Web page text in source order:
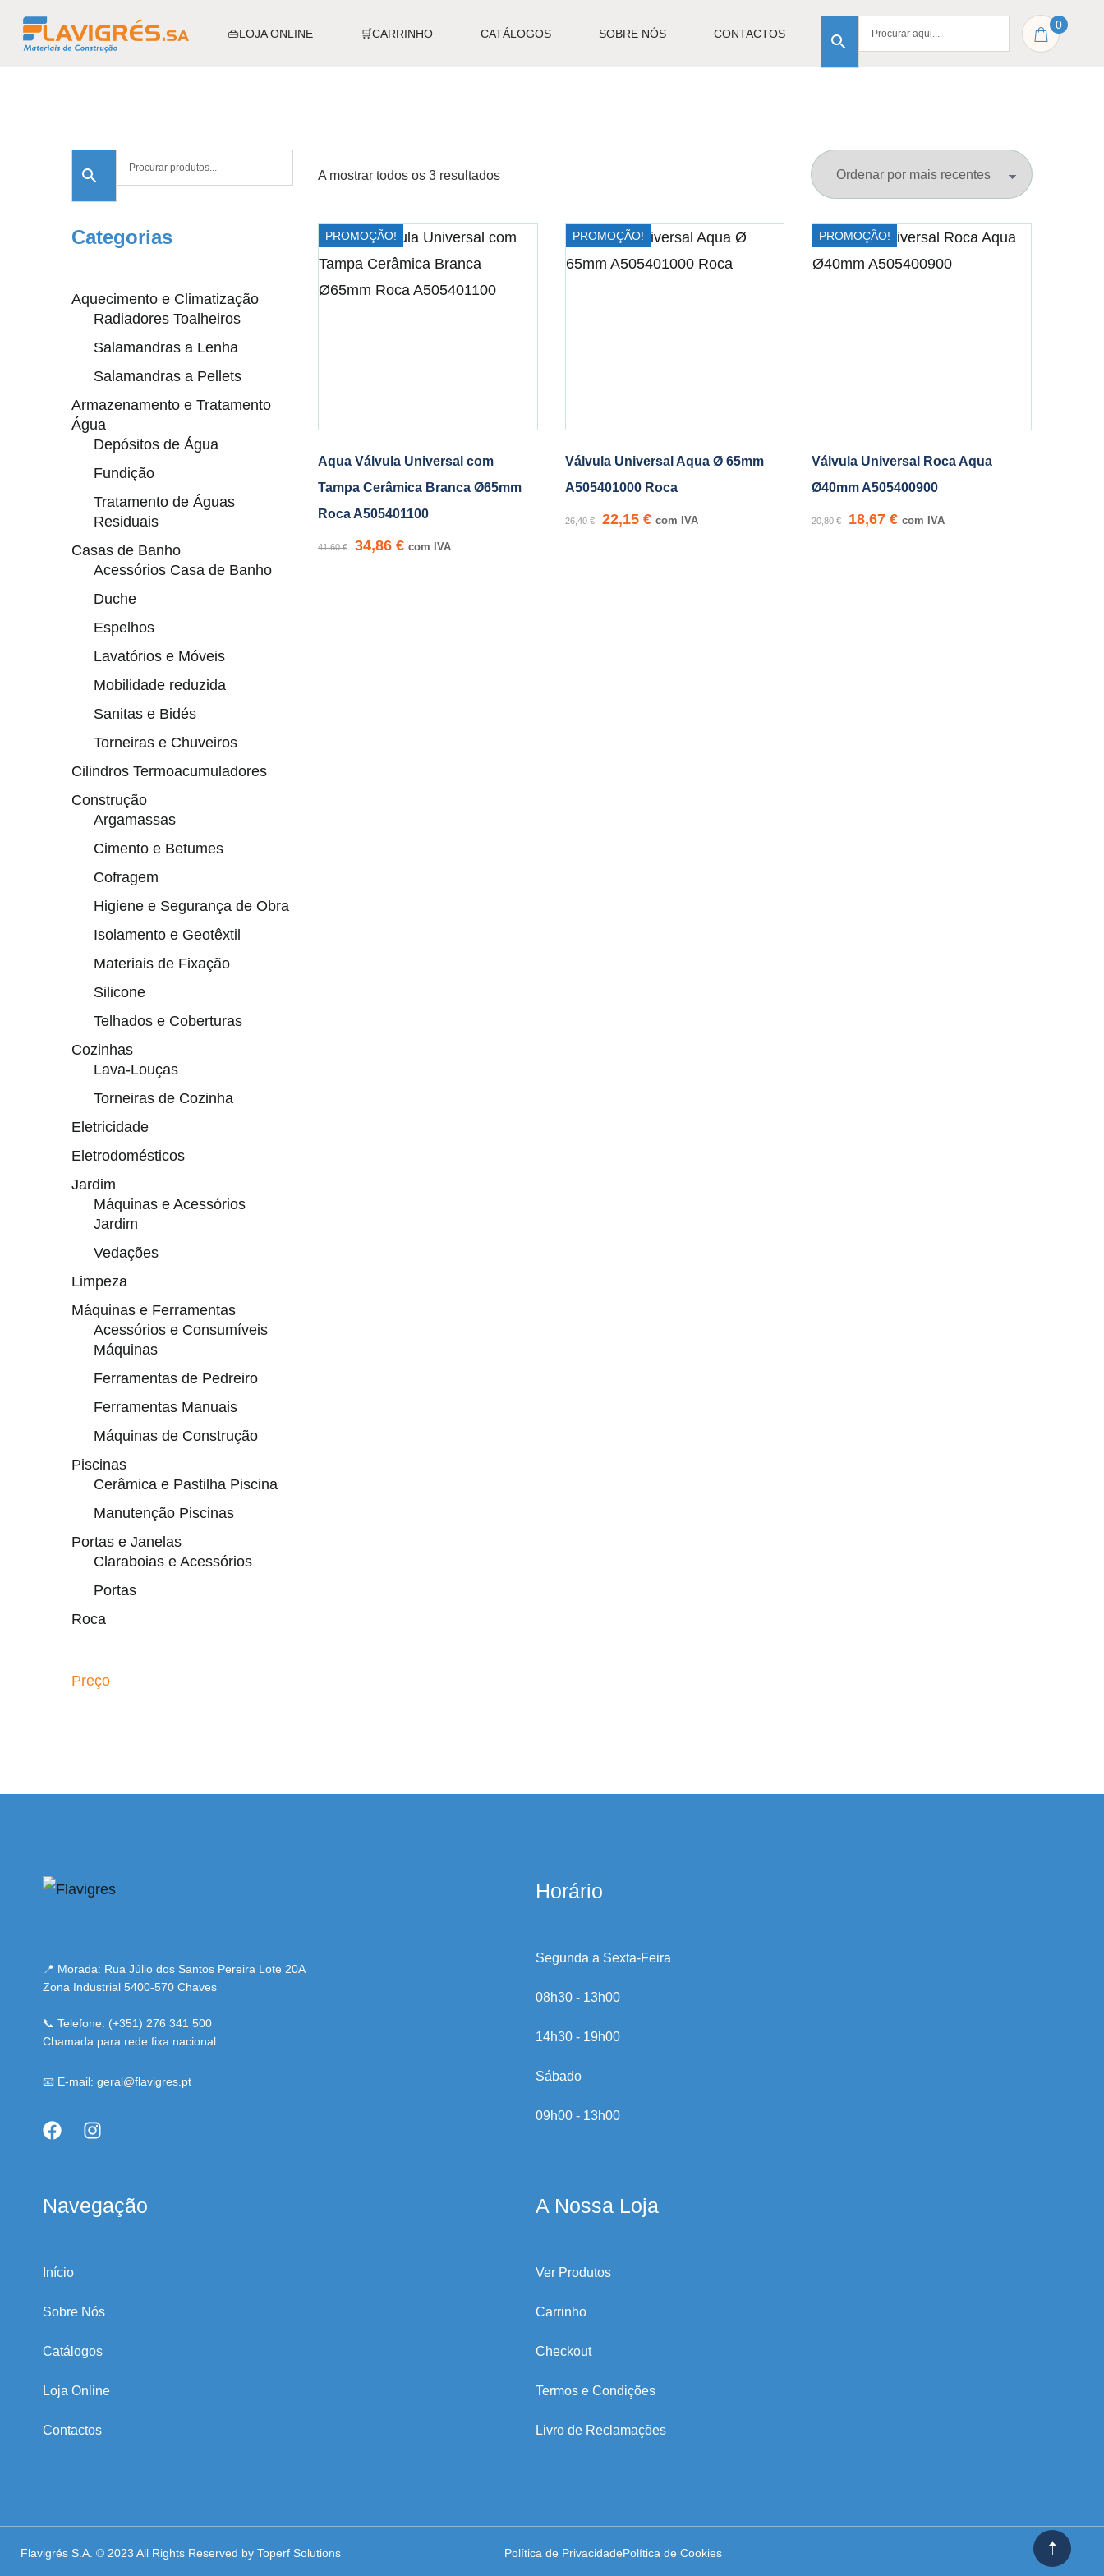
👜LOJA ONLINE 🛒CARRINHO CATÁLOGOS SOBRE NÓS CONTACTOS
0
A mostrar todos os 3 resultados
PROMOÇÃO!
Aqua Válvula Universal com
Tampa Cerâmica Branca Ø65mm
Roca A505401100
41,60€ 34,86 € com IVA
PROMOÇÃO!
Válvula Universal Aqua Ø 65mm
A505401000 Roca
26,40€ 22,15 € com IVA
PROMOÇÃO!
Válvula Universal Roca Aqua
Ø40mm A505400900
20,80€ 18,67€ com IVA
Categorias
Aquecimento e Climatização
Radiadores Toalheiros
Salamandras a Lenha
Salamandras a Pellets
Armazenamento e Tratamento
Água
Depósitos de Água
Fundição
Tratamento de Águas
Residuais
Casas de Banho
Acessórios Casa de Banho
Duche
Espelhos
Lavatórios e Móveis
Mobilidade reduzida
Sanitas e Bidés
Torneiras e Chuveiros
Cilindros Termoacumuladores
Construção
Argamassas
Cimento e Betumes
Cofragem
Higiene e Segurança de Obra
Isolamento e Geotêxtil
Materiais de Fixação
Silicone
Telhados e Coberturas
Cozinhas
Lava-Louças
Torneiras de Cozinha
Eletricidade
Eletrodomésticos
Jardim
Máquinas e Acessórios
Jardim
Vedações
Limpeza
Máquinas e Ferramentas
Acessórios e Consumíveis
Máquinas
Ferramentas de Pedreiro
Ferramentas Manuais
Máquinas de Construção
Piscinas
Cerâmica e Pastilha Piscina
Manutenção Piscinas
Portas e Janelas
Claraboias e Acessórios
Portas
Roca
Preço
📍 Morada: Rua Júlio dos Santos Pereira Lote 20A
Zona Industrial 5400-570 Chaves
📞 Telefone: (+351) 276 341 500
Chamada para rede fixa nacional
📧 E-mail: geral@flavigres.pt
Horário
Segunda a Sexta-Feira
08h30 - 13h00
14h30 - 19h00
Sábado
09h00 - 13h00
Navegação
Início
Sobre Nós
Catálogos
Loja Online
Contactos
A Nossa Loja
Ver Produtos
Carrinho
Checkout
Termos e Condições
Livro de Reclamações
Flavigrés S.A. © 2023 All Rights Reserved by Toperf Solutions Política de PrivacidadePolítica de Cookies